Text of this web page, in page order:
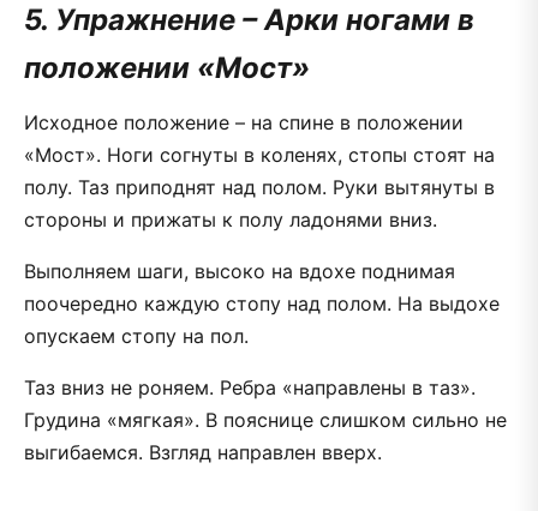
5. Упражнение – Арки ногами в
положении «Мост»
Исходное положение – на спине в положении
«Мост». Ноги согнуты в коленях, стопы стоят на
полу. Таз приподнят над полом. Руки вытянуты в
стороны и прижаты к полу ладонями вниз.
Выполняем шаги, высоко на вдохе поднимая
поочередно каждую стопу над полом. На выдохе
опускаем стопу на пол.
Таз вниз не роняем. Ребра «направлены в таз».
Грудина «мягкая». В пояснице слишком сильно не
выгибаемся. Взгляд направлен вверх.